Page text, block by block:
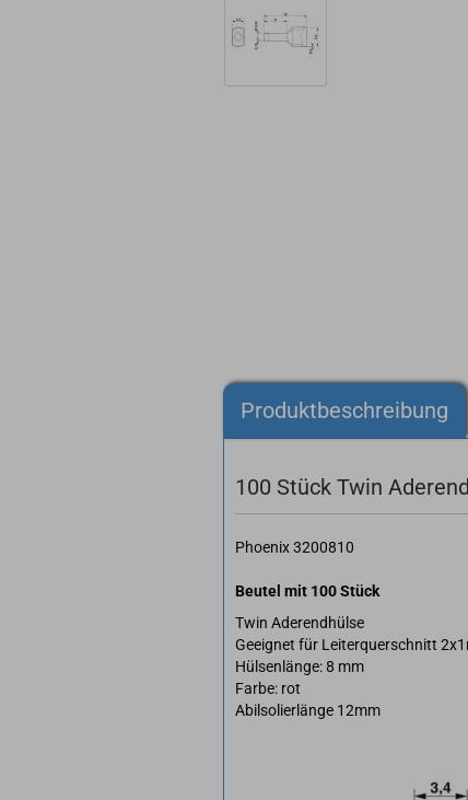
Produktbeschreibung
100 Stück Twin
Phoenix 3200810
Beutel mit 100 Stück
Twin Aderendhülse
Geeignet für Leiterquerschnitt
Hülsenlänge: 8 mm
Farbe: rot
Abilsolierlänge 12mm